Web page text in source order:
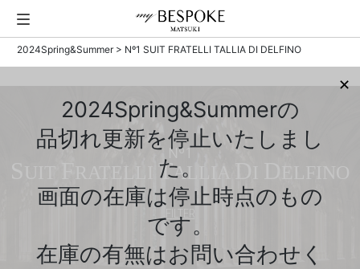
2024Spring&Summer> Nº1 SUIT FRATELLI TALLIA DI DELFINO
✕
2024Spring&Summerの
品切れ更新を停止いたしまし
た。
画面の在庫は停止時点のもの
です。
在庫の有無はお問い合わせく
Nº1
TALLIA
FILTER